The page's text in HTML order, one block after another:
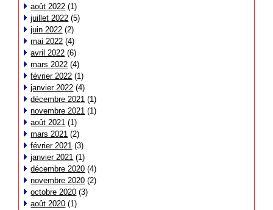
août 2022 (1)
juillet 2022 (5)
juin 2022 (2)
mai 2022 (4)
avril 2022 (6)
mars 2022 (4)
février 2022 (1)
janvier 2022 (4)
décembre 2021 (1)
novembre 2021 (1)
août 2021 (1)
mars 2021 (2)
février 2021 (3)
janvier 2021 (1)
décembre 2020 (4)
novembre 2020 (2)
octobre 2020 (3)
août 2020 (1)